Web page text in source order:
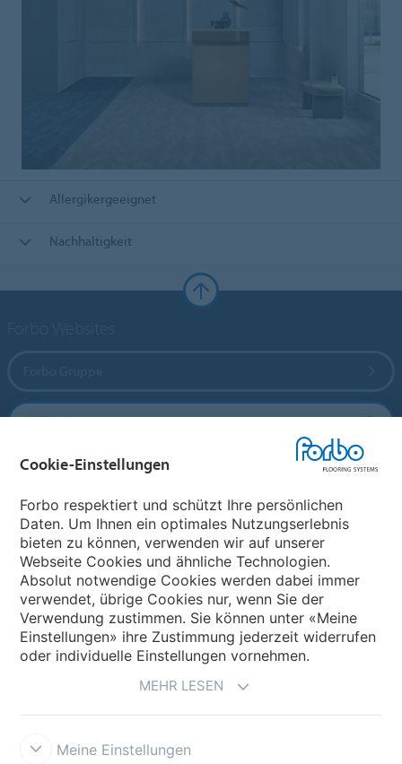
Allergikergeeignet
Nachhaltigkeit
Forbo Flooring Systems
Forbo Movement Systems
Land auswählen
Land auswählen
Cookie-Einstellungen
Forbo respektiert und schützt Ihre persönlichen
Daten. Um Ihnen ein optimales Nutzungserlebnis
bieten zu können, verwenden wir auf unserer
Webseite Cookies und ähnliche Technologien.
Absolut notwendige Cookies werden dabei immer
verwendet, übrige Cookies nur, wenn Sie der
Verwendung zustimmen. Sie können unter «Meine
Einstellungen» ihre Zustimmung jederzeit widerrufen
oder individuelle Einstellungen vornehmen.
MEHR LESEN
Meine Einstellungen